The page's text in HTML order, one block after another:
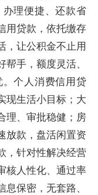
理便捷、还款省
用贷款，依托缴存
，让公积金不止用
手，额度灵活、
个人消费信用贷
现生活小目标；大
理、审批稳健；房
放款，盘活闲置资
，针对性解决经营
核人性化、通过率
保密，无套路、